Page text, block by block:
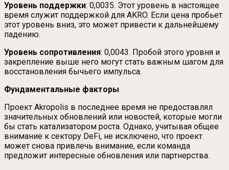
Уровень поддержки: 0,0035. Этот уровень в настоящее
время служит поддержкой для AKRO. Если цена пробьет
этот уровень вниз, это может привести к дальнейшему
падению.
Уровень сопротивления: 0,0043. Пробой этого уровня и
закрепление выше него могут стать важным шагом для
восстановления бычьего импульса.
Фундаментальные факторы
Проект Akropolis в последнее время не предоставлял
значительных обновлений или новостей, которые могли
бы стать катализатором роста. Однако, учитывая общее
внимание к сектору DeFi, не исключено, что проект
может снова привлечь внимание, если команда
предложит интересные обновления или партнерства.